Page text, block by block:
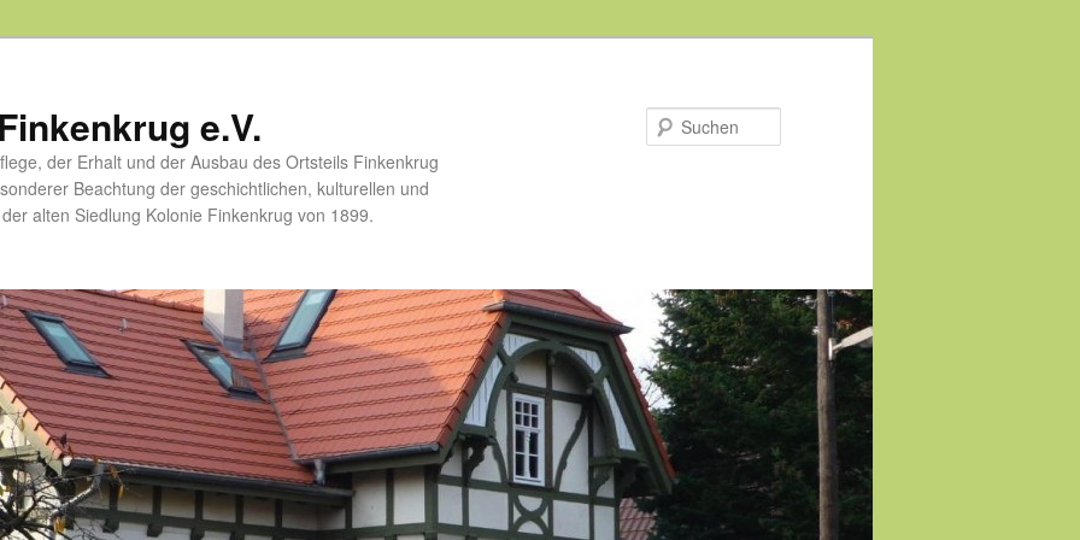
e.V.
der Erhalt und der Ausbau des Ortsteils Finkenkrug
Beachtung der geschichtlichen, kulturellen und
alten Siedlung Kolonie Finkenkrug von 1899.